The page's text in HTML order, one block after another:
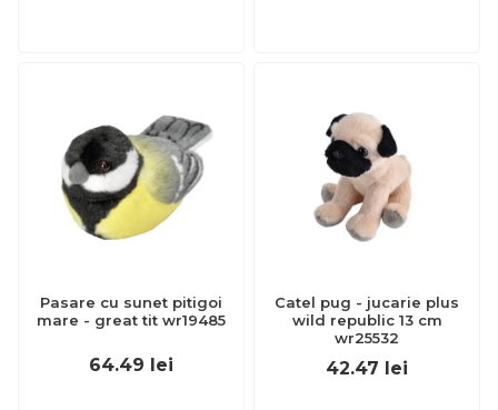
Pasare cu sunet pitigoi
mare - great tit wr19485
64.49 lei
Catel pug - jucarie plus
wild republic 13 cm
wr25532
42.47 lei